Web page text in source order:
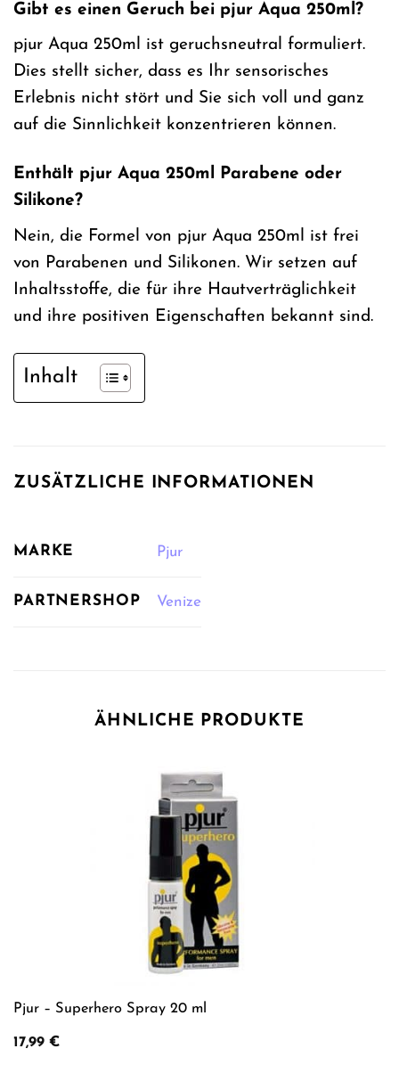
Gibt es einen Geruch bei pjur Aqua 250ml?
pjur Aqua 250ml ist geruchsneutral formuliert.
Dies stellt sicher, dass es Ihr sensorisches
Erlebnis nicht stört und Sie sich voll und ganz
auf die Sinnlichkeit konzentrieren können.
Enthält pjur Aqua 250ml Parabene oder
Silikone?
Nein, die Formel von pjur Aqua 250ml ist frei
von Parabenen und Silikonen. Wir setzen auf
Inhaltsstoffe, die für ihre Hautverträglichkeit
und ihre positiven Eigenschaften bekannt sind.
Inhalt
ZUSÄTZLICHE INFORMATIONEN
MARKE Pjur
PARTNERSHOP Venize
ÄHNLICHE PRODUKTE
Pjur – Superhero Spray 20 ml
17,99 €